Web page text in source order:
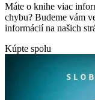
Máte o knihe viac
chybu? Budeme vám
informácií na našich
Kúpte spolu